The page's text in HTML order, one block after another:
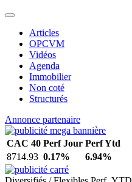
Articles
OPCVM
Vidéos
Agenda
Immobilier
Non coté
Structurés
Annonce partenaire
CAC 40 Perf Jour Perf Ytd
8714.93 0.17% 6.94%